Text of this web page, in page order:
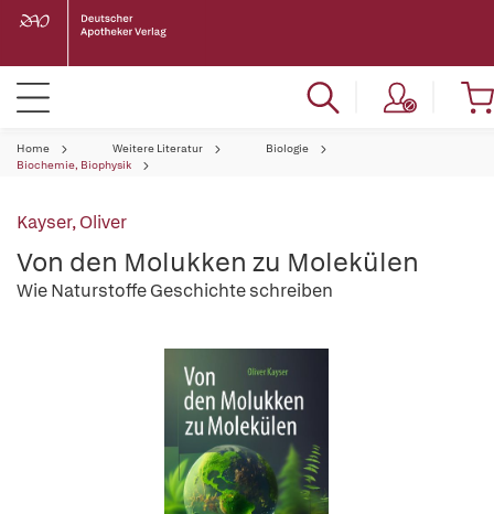
Home Weitere Literatur
Biologie
Biochemie, Biophysik
Kayser, Oliver
Von den Molukken zu Molekülen
Wie Naturstoffe Geschichte schreiben